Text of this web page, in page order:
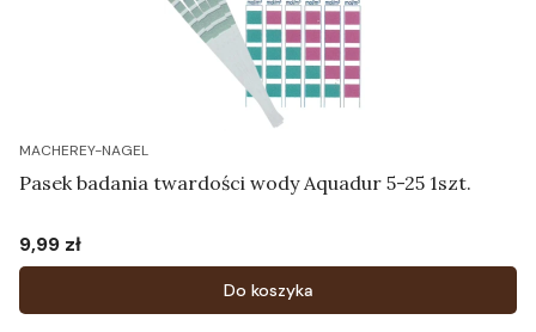
MACHEREY-NAGEL
Pasek badania twardości wody Aquadur 5-25 1szt.
Cena
9,99 zł
Do koszyka